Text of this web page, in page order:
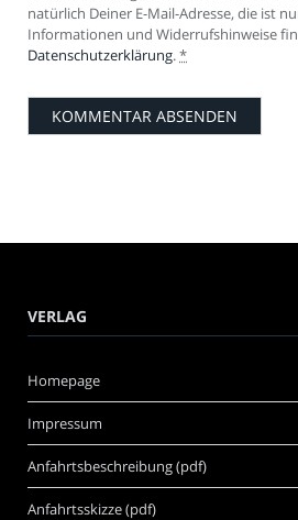
natürlich Deiner E-Mail-Adresse, die ist
Informationen und Widerrufshinweise
Datenschutzerklärung.*
VERLAG
Homepage
Impressum
Anfahrtsbeschreibung (pdf)
Anfahrtsskizze (pdf)